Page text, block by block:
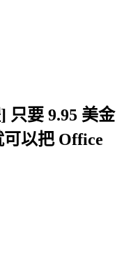
只要 9.95 美金
可以把 Office